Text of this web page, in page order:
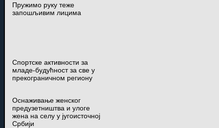
Пружимо руку теже
запошљивим лицима
Спортске активности за
младе-будућност за све у
прекограничном региону
Оснаживање женског
предузетништва и улоге
жена на селу у југоисточној
Србији